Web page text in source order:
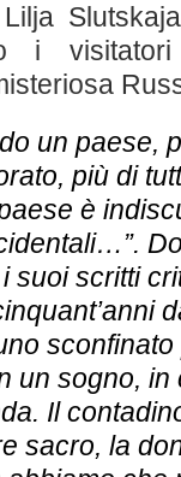
i
un paese,
più di
è
suoi scritti
un sogno, in
Il
sacro, la